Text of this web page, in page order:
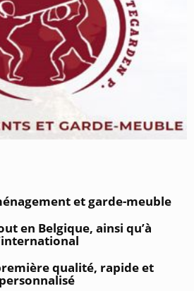
et garde-meuble
en Belgique, ainsi qu’à
qualité, rapide et
personnalisé